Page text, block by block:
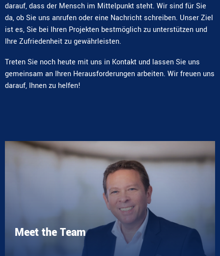
darauf, dass der Mensch im Mittelpunkt steht. Wir sind für Sie
da, ob Sie uns anrufen oder eine Nachricht schreiben. Unser Ziel
ist es, Sie bei Ihren Projekten bestmöglich zu unterstützen und
Ihre Zufriedenheit zu gewährleisten.
Treten Sie noch heute mit uns in Kontakt und lassen Sie uns
gemeinsam an Ihren Herausforderungen arbeiten. Wir freuen uns
darauf, Ihnen zu helfen!
Meet the Team